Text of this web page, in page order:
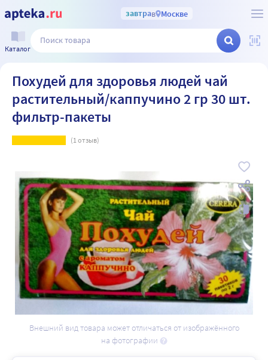
завтрав Москве
Каталог
Похудей для здоровья людей чай
растительный/каппучино 2 гр 30 шт.
фильтр-пакеты
(1отзыв)
Внешний вид товара может отличаться от изображённого
на фотографии